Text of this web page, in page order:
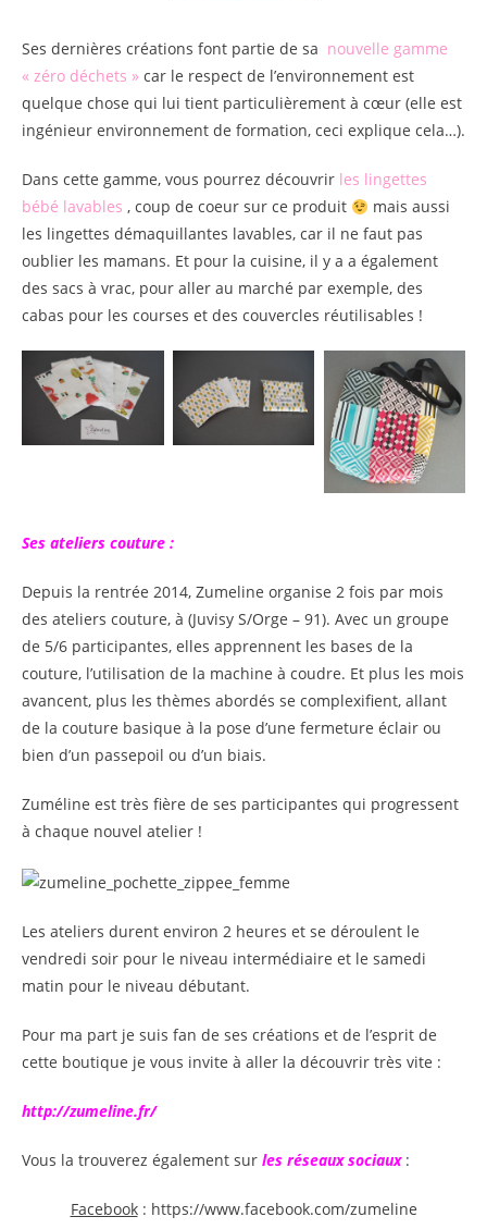
Ses dernières créations font partie de sa nouvelle gamme
« zéro déchets » car le respect de l’environnement est
quelque chose qui lui tient particulièrement à cœur (elle est
ingénieur environnement de formation, ceci explique cela…).
Dans cette gamme, vous pourrez découvrir les lingettes
bébé lavables , coup de coeur sur ce produit
mais aussi
les lingettes démaquillantes lavables, car il ne faut pas
oublier les mamans. Et pour la cuisine, il y a a également
des sacs à vrac, pour aller au marché par exemple, des
cabas pour les courses et des couvercles réutilisables !
Ses ateliers couture :
Depuis la rentrée 2014, Zumeline organise 2 fois par mois
des ateliers couture, à (Juvisy S/Orge – 91). Avec un groupe
de 5/6 participantes, elles apprennent les bases de la
couture, l’utilisation de la machine à coudre. Et plus les mois
avancent, plus les thèmes abordés se complexifient, allant
de la couture basique à la pose d’une fermeture éclair ou
bien d’un passepoil ou d’un biais.
Zuméline est très fière de ses participantes qui progressent
à chaque nouvel atelier !
Les ateliers durent environ 2 heures et se déroulent le
vendredi soir pour le niveau intermédiaire et le samedi
matin pour le niveau débutant.
Pour ma part je suis fan de ses créations et de l’esprit de
cette boutique je vous invite à aller la découvrir très vite :
http://zumeline.fr/
Vous la trouverez également sur les réseaux sociaux :
Facebook: https://www.facebook.com/zumeline